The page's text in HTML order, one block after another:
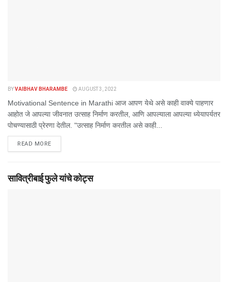
BYVAIBHAV BHARAMBE AUGUST 3, 2022
Motivational Sentence in Marathi आज आपण येथे असे काही वाक्ये पाहणार
आहोत जे आपल्या जीवनात उत्साह निर्माण करतील, आणि आपल्याला आपल्या ध्येयापर्यतर
पोचण्यासाठी प्रेरणा देतील. "उत्साह निर्माण करतील असे काही...
READ MOREDETAILS
सावित्रीबाई फुले यांचे कोट्स